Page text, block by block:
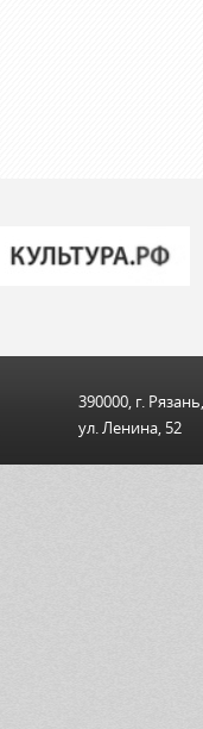
390000, г. Рязань,
ул. Ленина, 52